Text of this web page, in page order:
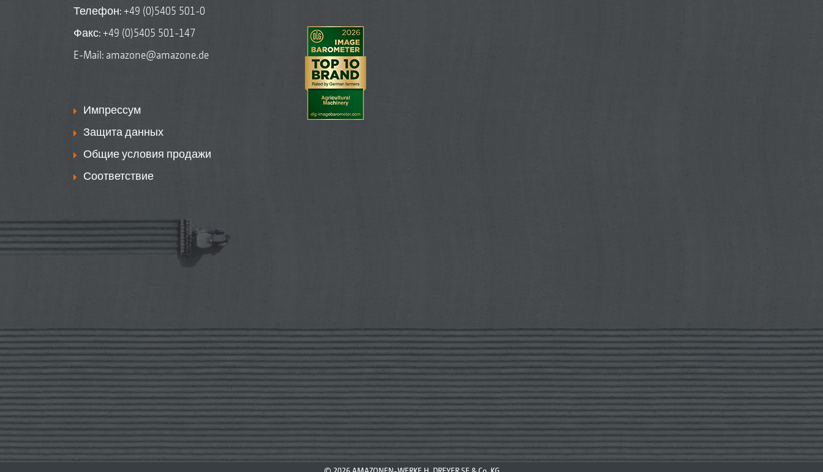
Телефон:+49 (0)5405 501-0
Факс: +49 (0)5405 501-147
E-Mail: amazone@amazone.de
Импрессум
Защита данных
Общие условия продажи
Соответствие